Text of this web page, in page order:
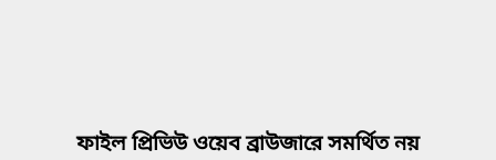
ফাইল প্রিভিউ ওয়েব ব্রাউজারে সমর্থিত নয়